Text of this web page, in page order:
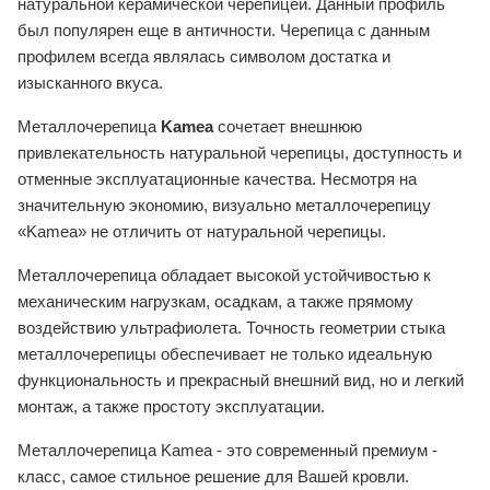
был популярен еще в античности. Черепица с данным
профилем всегда являлась символом достатка и
изысканного вкуса.
Металлочерепица Kameaсочетает внешнюю
привлекательность натуральной черепицы, доступность и
отменные эксплуатационные качества. Несмотря на
значительную экономию, визуально металлочерепицу
«Kamea» не отличить от натуральной черепицы.
Металлочерепица обладает высокой устойчивостью к
механическим нагрузкам, осадкам, а также прямому
воздействию ультрафиолета. Точность геометрии стыка
металлочерепицы обеспечивает не только идеальную
функциональность и прекрасный внешний вид, но и легкий
монтаж, а также простоту эксплуатации.
Металлочерепица Kamea - это современный премиум -
класс, самое стильное решение для Вашей кровли.